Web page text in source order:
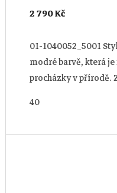
2 790 Kč
01-1040052_5001
modré barvě, která
procházky v přírodě.
40